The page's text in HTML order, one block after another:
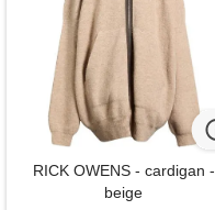
RICK OWENS - cardigan -
beige